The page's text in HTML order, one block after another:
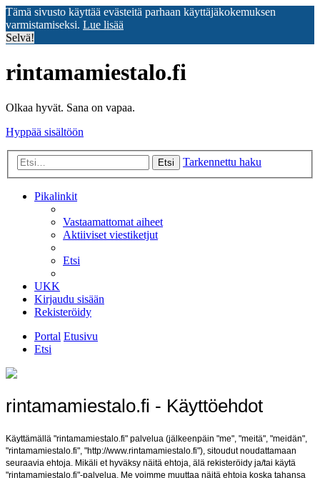
Tämä sivusto käyttää evästeitä parhaan käyttäjäkokemuksen
varmistamiseksi. Lue lisää
Selvä!
rintamamiestalo.fi
Olkaa hyvät. Sana on vapaa.
Hyppää sisältöön
Etsi Tarkennettu haku
Pikalinkit
Vastaamattomat aiheet
Aktiiviset viestiketjut
Etsi
UKK
Kirjaudu sisään
Rekisteröidy
Portal Etusivu
Etsi
rintamamiestalo.fi - Käyttöehdot
Käyttämällä "rintamamiestalo.fi" palvelua (jälkeenpäin "me", "meitä", "meidän",
"rintamamiestalo.fi", "http://www.rintamamiestalo.fi"), sitoudut noudattamaan
seuraavia ehtoja. Mikäli et hyväksy näitä ehtoja, älä rekisteröidy ja/tai käytä
"rintamamiestalo.fi"-palvelua. Me voimme muuttaa näitä ehtoja koska tahansa